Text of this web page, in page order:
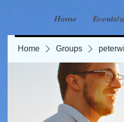
Home Events/
Home Groups